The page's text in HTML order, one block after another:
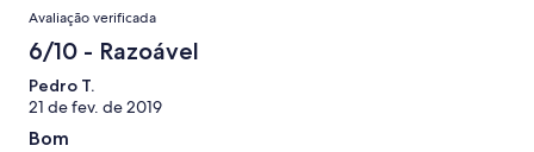
Avaliação verificada
6/10 - Razoável
Pedro T.
21 de fev. de 2019
Bom